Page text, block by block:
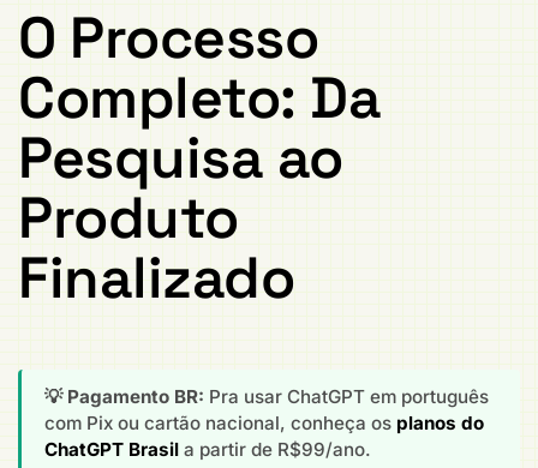
O Processo
Completo: Da
Pesquisa ao
Produto
Finalizado
💡 Pagamento BR: Pra usar ChatGPT em português
com Pix ou cartão nacional, conheça os planos do
ChatGPT Brasil a partir de R$99/ano.